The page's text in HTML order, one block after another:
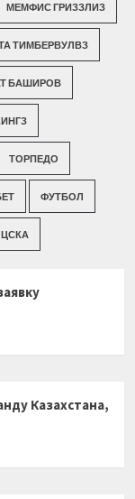
МЕМФИС ГРИЗЗЛИЗ
ТИМБЕРВУЛВЗ
БАШИРОВ
ТОРПЕДО
ФУТБОЛ
ЦСКА
Казахстана,